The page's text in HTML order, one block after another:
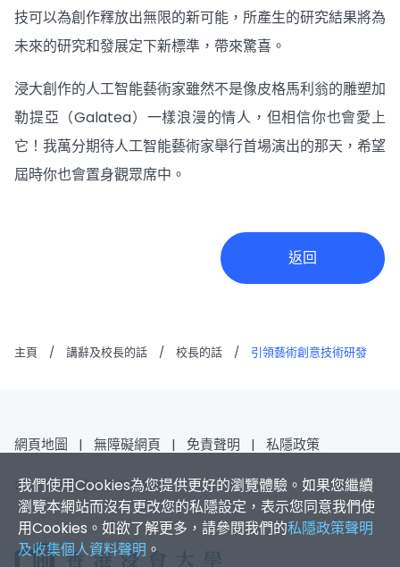
技可以為創作釋放出無限的新可能，所產生的研究結果將為
未來的研究和發展定下新標準，帶來驚喜。
浸大創作的人工智能藝術家雖然不是像皮格馬利翁的雕塑加
勒提亞（Galatea）一樣浪漫的情人，但相信你也會愛上
它！我萬分期待人工智能藝術家舉行首場演出的那天，希望
屆時你也會置身觀眾席中。
返回
主頁 / 講辭及校長的話 / 校長的話 / 引領藝術創意技術研發
我們使用Cookies為您提供更好的瀏覽體驗。如果您繼續
瀏覽本網站而沒有更改您的私隱設定，表示您同意我們使
用Cookies。如欲了解更多，請參閱我們的私隱政策聲明
及收集個人資料聲明 。
網頁地圖 | 無障礙網頁 | 免責聲明 | 私隱政策
2026 香港浸會大學 版權所有